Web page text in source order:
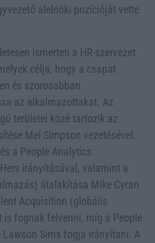
alelnöki pozícióját vette
ismerteti a HR-szervezet
célja, hogy a csapat
és szorosabban
az alkalmazottakat. Az
területei közé tartozik az
Mel Simpson vezetésével,
a People Analytics
irányításával, valamint a
átalakítása Mike Cyran
Acquisition (globális
is fognak felvenni, míg a People
Lawson Sims fogja irányítani. A